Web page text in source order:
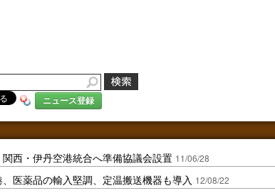
ニュース登録
関西・伊丹空港統合へ準備協議会設置 11/06/28
医薬品の輸入堅調、定温搬送機器も導入 12/08/22